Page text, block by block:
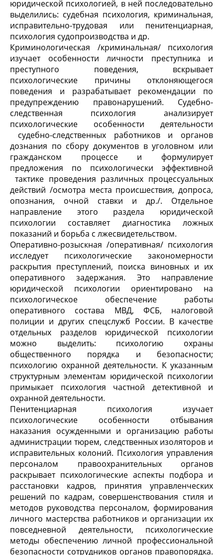
юридической психологией, в ней последовательно
выделились: судебная психология, криминальная,
исправительно-трудовая или пенитенциарная,
психология судопроизводства и др.
Криминологическая /криминальная/ психология
изучает особенности личности преступника и
преступного поведения, вскрывает
психологические причины отклоняющегося
поведения и разрабатывает рекомендации по
предупреждению правонарушений. Судебно-
следственная психология анализирует
психологические особенности деятельности
судебно-следственных работников и органов
дознания по сбору документов в уголовном или
гражданском процессе и формулирует
предложения по психологически эффективной
тактике проведения различных процессуальных
действий /осмотра места происшествия, допроса,
опознания, очной ставки и др./. Отдельное
направление этого раздела юридической
психологии составляет диагностика ложных
показаний и борьба с лжесвидетельством.
Оперативно-розыскная /оперативная/ психология
исследует психологические закономерности
раскрытия преступлений, поиска виновных и их
оперативного задержания. Это направление
юридической психологии ориентировано на
психологическое обеспечение работы
оперативного состава МВД, ФСБ, налоговой
полиции и других спецслужб России. В качестве
отдельных разделов юридической психологии
можно выделить: психологию охраны
общественного порядка и безопасности;
психологию охранной деятельности. К указанным
структурным элементам юридической психологии
примыкает психология частной детективной и
охранной деятельности.
Пенитенциарная психология изучает
психологические особенности отбывания
наказания осужденными и организацию работы
администрации тюрем, следственных изоляторов и
исправительных колоний. Психология управления
персоналом правоохранительных органов
раскрывает психологические аспекты подбора и
расстановки кадров, принятия управленческих
решений по кадрам, совершенствования стиля и
методов руководства персоналом, формирования
личного мастерства работников и организации их
повседневной деятельности, психологические
методы обеспечению личной профессиональной
безопасности сотрудников органов правопорядка.